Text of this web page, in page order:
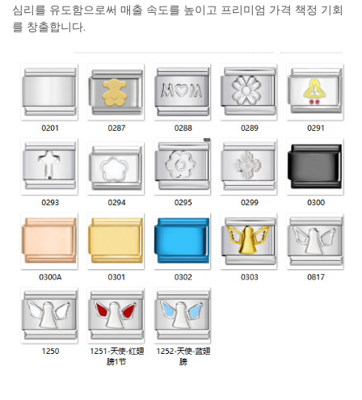
심리를 유도함으로써 매출 속도를 높이고 프리미엄 가격 책정 기회
를 창출합니다.